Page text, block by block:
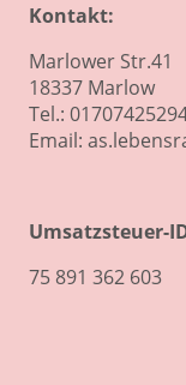
Kontakt:
Marlower Str.41
18337 Marlow
Tel.:
Email:
Umsatzsteuer-
75 891 362 603